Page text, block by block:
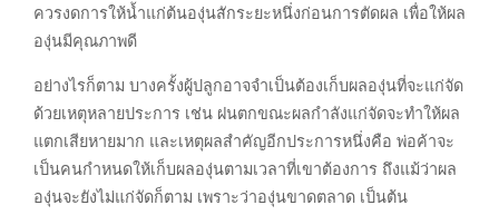
ควรงดการให้น้ำแก่ต้นองุ่นสักระยะหนึ่งก่อนการตัดผล เพื่อให้ผล
องุ่นมีคุณภาพดี
อย่างไรก็ตาม บางครั้งผู้ปลูกอาจจำเป็นต้องเก็บผลองุ่นที่จะแก่จัด
ด้วยเหตุหลายประการ เช่น ฝนตกขณะผลกำลังแก่จัดจะทำให้ผล
แตกเสียหายมาก และเหตุผลสำคัญอีกประการหนึ่งคือ พ่อค้าจะ
เป็นคนกำหนดให้เก็บผลองุ่นตามเวลาที่เขาต้องการ ถึงแม้ว่าผล
องุ่นจะยังไม่แก่จัดก็ตาม เพราะว่าองุ่นขาดตลาด เป็นต้น